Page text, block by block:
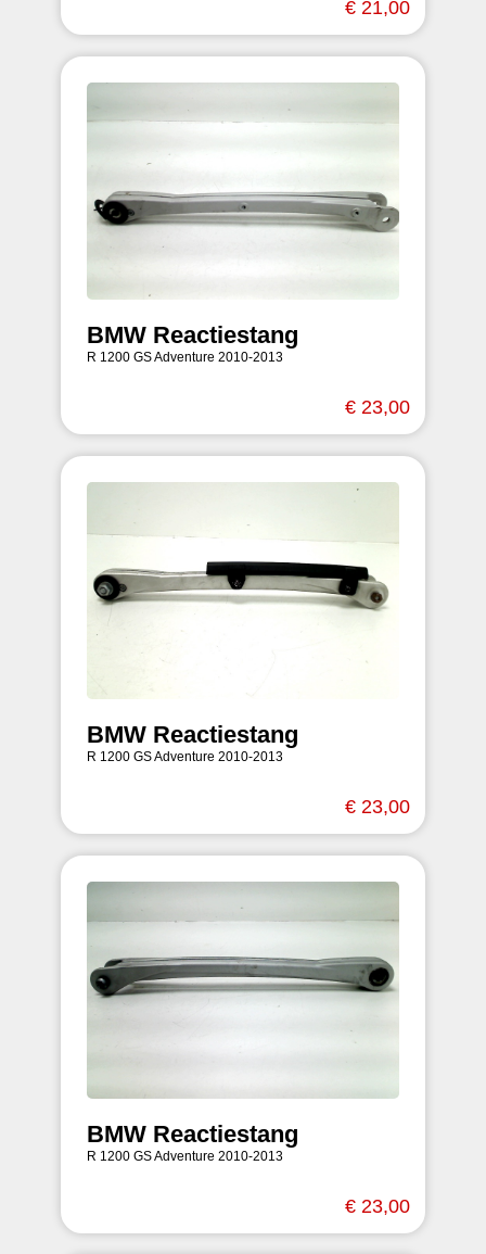
€ 21,00
BMW Reactiestang
R 1200 GS Adventure 2010-2013
€ 23,00
BMW Reactiestang
R 1200 GS Adventure 2010-2013
€ 23,00
BMW Reactiestang
R 1200 GS Adventure 2010-2013
€ 23,00